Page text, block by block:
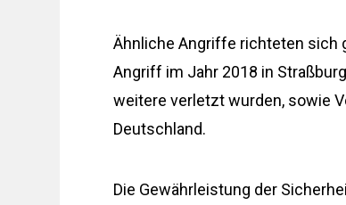
Ähnliche Angriffe richteten sich
Angriff im Jahr 2018 in
weitere verletzt wurden, sowie
Deutschland.
Die Gewährleistung der